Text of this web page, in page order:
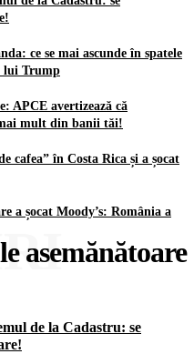
ce se mai ascunde în spatele
lui Trump
APCE avertizează că
mult din banii tăi!
cafea” în Costa Rica și a șocat
a șocat Moody’s: România a
asemănătoare
de la Cadastru: se